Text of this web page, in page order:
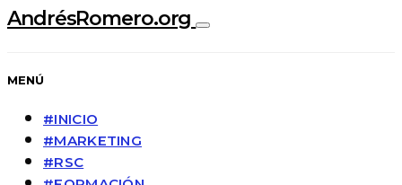
AndrésRomero.org
MENÚ
#INICIO
#MARKETING
#RSC